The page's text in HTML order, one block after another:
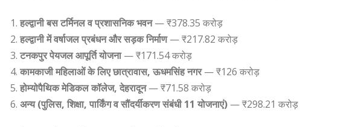
हल्द्वानी बस टर्मिनल व प्रशासनिक भवन— ₹378.35 करोड़
हल्द्वानी में वर्षाजल प्रबंधन और सड़क निर्माण— ₹217.82 करोड़
टनकपुर पेयजल आपूर्ति योजना— ₹171.54 करोड़
कामकाजी महिलाओं के लिए छात्रावास, ऊधमसिंह नगर— ₹126 करोड़
होम्योपैथिक मेडिकल कॉलेज, देहरादून— ₹71.58 करोड़
अन्य (पुलिस, शिक्षा, पार्किंग व सौंदर्यीकरण संबंधी 11 योजनाएं) — ₹298.21 करोड़